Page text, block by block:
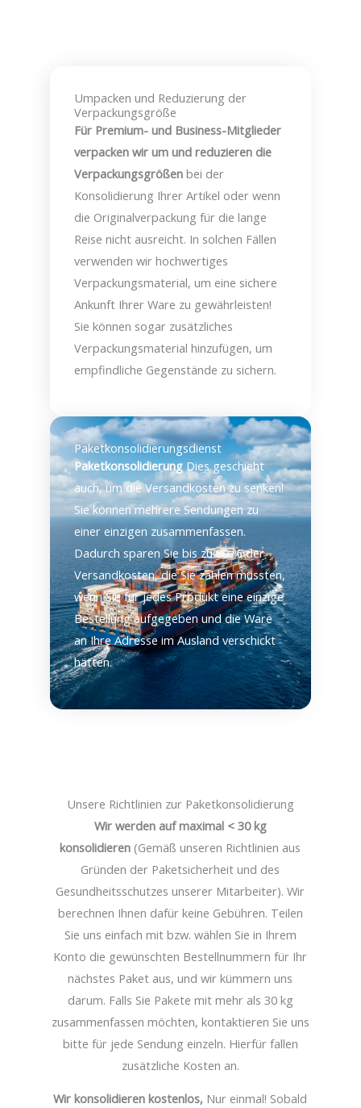
Jetzt Registrieren
Umpacken und Reduzierung der
Verpackungsgröße
Für Premium- und Business-Mitglieder
verpacken wir um und reduzieren die
Verpackungsgrößen bei der
Konsolidierung Ihrer Artikel oder wenn
die Originalverpackung für die lange
Reise nicht ausreicht. In solchen Fällen
verwenden wir hochwertiges
Verpackungsmaterial, um eine sichere
Ankunft Ihrer Ware zu gewährleisten!
Sie können sogar zusätzliches
Verpackungsmaterial hinzufügen, um
empfindliche Gegenstände zu sichern.
Paketkonsolidierungsdienst
PaketkonsolidierungDies geschieht
auch, um die Versandkosten zu senken!
Sie können mehrere Sendungen zu
einer einzigen zusammenfassen.
Dadurch sparen Sie bis zu 80 % der
Versandkosten, die Sie zahlen müssten,
wenn Sie für jedes Produkt eine einzige
Bestellung aufgegeben und die Ware
an Ihre Adresse im Ausland verschickt
hätten.
Unsere Richtlinien zur Paketkonsolidierung
Wir werden auf maximal < 30 kg
konsolidieren (Gemäß unseren Richtlinien aus
Gründen der Paketsicherheit und des
Gesundheitsschutzes unserer Mitarbeiter). Wir
berechnen Ihnen dafür keine Gebühren. Teilen
Sie uns einfach mit bzw. wählen Sie in Ihrem
Konto die gewünschten Bestellnummern für Ihr
nächstes Paket aus, und wir kümmern uns
darum. Falls Sie Pakete mit mehr als 30 kg
zusammenfassen möchten, kontaktieren Sie uns
bitte für jede Sendung einzeln. Hierfür fallen
zusätzliche Kosten an.
Wir konsolidieren kostenlos, Nur einmal! Sobald